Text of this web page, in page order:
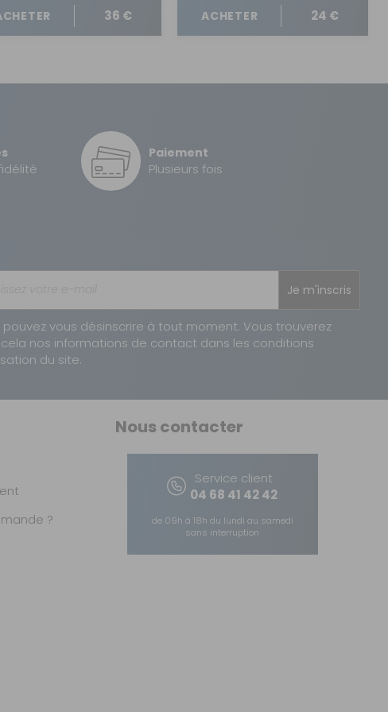
36 € ACHETER 24 €
Paiement
Plusieurs fois
Je m'inscris
pouvez vous désinscrire à tout moment. Vous trouverez
nos informations de contact dans les conditions
du site.
?
Nous contacter
Service client
04 68 41 42 42
de 09h à 18h du lundi au samedi
sans interruption